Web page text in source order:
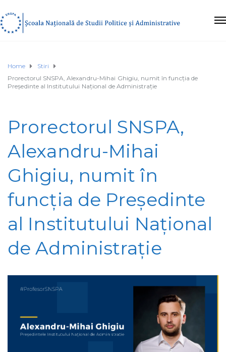
Home
Stiri
Prorectorul SNSPA, Alexandru-Mihai Ghigiu, numit în funcția de
Președinte al Institutului Național de Administrație
Prorectorul SNSPA,
Alexandru-Mihai
Ghigiu, numit în
funcția de Președinte
al Institutului Național
de Administrație